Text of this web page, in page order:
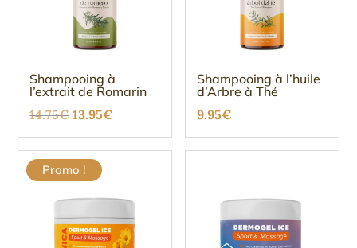
Shampooing à
l’extrait de Romarin
14.75€Le
prix
initial
était :
14.75€.
13.95€
prix
13.95€.
Shampooing à l’huile
d’Arbre à Thé
9.95€
Promo !